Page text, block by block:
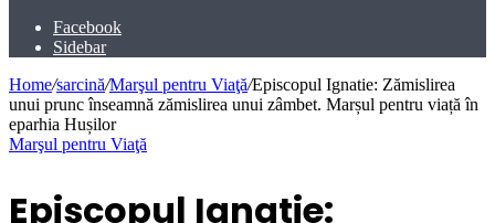
Facebook
Sidebar
Home/sarcină/Marşul pentru Viaţă/Episcopul Ignatie: Zămislirea
unui prunc înseamnă zămislirea unui zâmbet. Marșul pentru viață în
eparhia Hușilor
Marşul pentru Viaţă
Episcopul Ignatie: